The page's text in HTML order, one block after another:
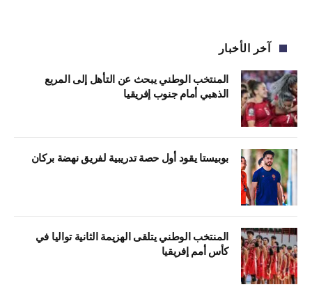
آخر الأخبار
المنتخب الوطني يبحث عن التأهل إلى المربع
الذهبي أمام جنوب إفريقيا
بوبيستا يقود أول حصة تدريبية لفريق نهضة بركان
المنتخب الوطني يتلقى الهزيمة الثانية تواليا في
كأس أمم إفريقيا